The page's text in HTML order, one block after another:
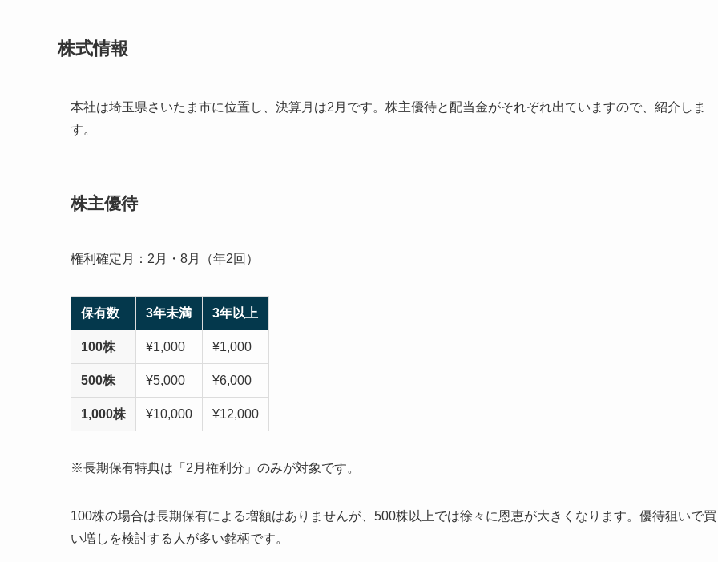
株式情報
本社は埼玉県さいたま市に位置し、決算月は2月です。株主優待と配当金がそれぞれ出ていますので、紹介しま
す。
株主優待
権利確定月：2月・8月（年2回）
保有数 3年未満 3年以上
100株 ¥1,000 ¥1,000
500株 ¥5,000 ¥6,000
1,000株 ¥10,000 ¥12,000
※長期保有特典は「2月権利分」のみが対象です。
100株の場合は長期保有による増額はありませんが、500株以上では徐々に恩恵が大きくなります。優待狙いで買
い増しを検討する人が多い銘柄です。